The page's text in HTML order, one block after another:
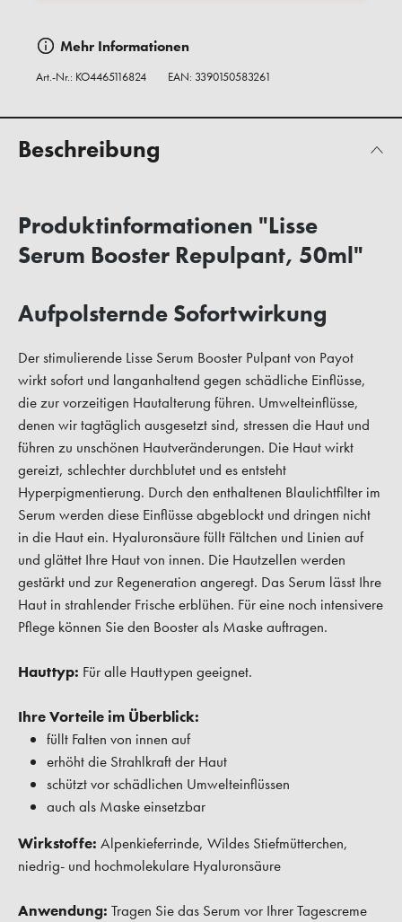
Mehr Informationen
Art.-Nr.: KO4465116824 EAN: 3390150583261
Beschreibung
Produktinformationen "Lisse
Serum Booster Repulpant, 50ml"
Aufpolsternde Sofortwirkung
Der stimulierende Lisse Serum Booster Pulpant von Payot
wirkt sofort und langanhaltend gegen schädliche Einflüsse,
die zur vorzeitigen Hautalterung führen. Umwelteinflüsse,
denen wir tagtäglich ausgesetzt sind, stressen die Haut und
führen zu unschönen Hautveränderungen. Die Haut wirkt
gereizt, schlechter durchblutet und es entsteht
Hyperpigmentierung. Durch den enthaltenen Blaulichtfilter im
Serum werden diese Einflüsse abgeblockt und dringen nicht
in die Haut ein. Hyaluronsäure füllt Fältchen und Linien auf
und glättet Ihre Haut von innen. Die Hautzellen werden
gestärkt und zur Regeneration angeregt. Das Serum lässt Ihre
Haut in strahlender Frische erblühen. Für eine noch intensivere
Pflege können Sie den Booster als Maske auftragen.
Hauttyp: Für alle Hauttypen geeignet.
Ihre Vorteile im Überblick:
füllt Falten von innen auf
erhöht die Strahlkraft der Haut
schützt vor schädlichen Umwelteinflüssen
auch als Maske einsetzbar
Wirkstoffe: Alpenkieferrinde, Wildes Stiefmütterchen,
niedrig- und hochmolekulare Hyaluronsäure
Anwendung: Tragen Sie das Serum vor Ihrer Tagescreme